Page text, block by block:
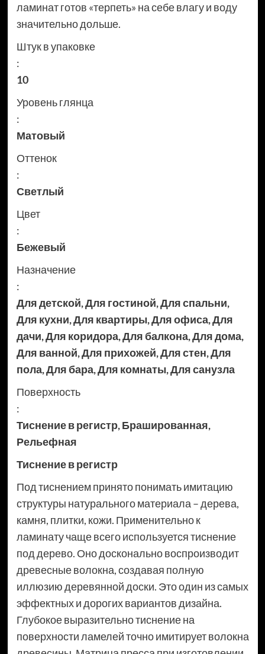
ламинат готов «терпеть» на себе влагу и воду
значительно дольше.
Штук в упаковке
:
10
Уровень глянца
:
Матовый
Оттенок
:
Светлый
Цвет
:
Бежевый
Назначение
:
Для детской,Для гостиной,Для спальни,
Для кухни,Для квартиры,Для офиса,Для
дачи,Для коридора,Для балкона,Для дома,
Для ванной,Для прихожей,Для стен,Для
пола,Для бара,Для комнаты,Для санузла
Поверхность
:
Тиснение в регистр,Брашированная,
Рельефная
Тиснение в регистр
Под тиснением принято понимать имитацию
структуры натурального материала – дерева,
камня, плитки, кожи. Применительно к
ламинату чаще всего используется тиснение
под дерево. Оно досконально воспроизводит
древесные волокна, создавая полную
иллюзию деревянной доски. Это один из самых
эффектных и дорогих вариантов дизайна.
Глубокое выразительно тиснение на
поверхности ламелей точно имитирует волокна